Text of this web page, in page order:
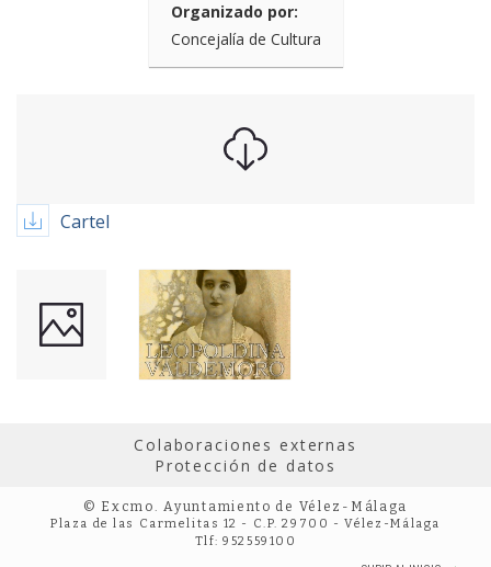
Organizado por:
Concejalía de Cultura
Cartel
Colaboraciones externas
Protección de datos
© Excmo. Ayuntamiento de Vélez-Málaga
Plaza de las Carmelitas 12 - C.P. 29700 - Vélez-Málaga
Tlf: 952559100